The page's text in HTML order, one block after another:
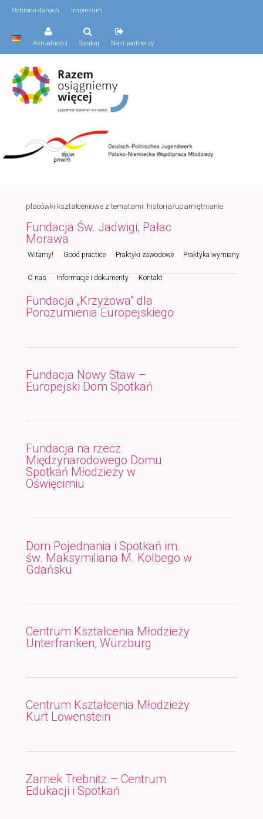
Ochrona danych Impresum
Aktualności Szukaj Nasi partnerzy
Przeskocz
do
tekstu
Przeskocz
do
widgetów
Witamy! Good practice Praktyki zawodowe Praktyka wymiany
O nas Informacje i dokumenty Kontakt
placówki kształceniowe z tematami: historia/upamiętnianie
Fundacja Św. Jadwigi, Pałac
Morawa
Fundacja „Krzyżowa” dla
Porozumienia Europejskiego
Fundacja Nowy Staw –
Europejski Dom Spotkań
Fundacja na rzecz
Międzynarodowego Domu
Spotkań Młodzieży w
Oświęcimiu
Dom Pojednania i Spotkań im.
św. Maksymiliana M. Kolbego w
Gdańsku
Centrum Kształcenia Młodzieży
Unterfranken, Würzburg
Centrum Kształcenia Młodzieży
Kurt Löwenstein
Zamek Trebnitz – Centrum
Edukacji i Spotkań